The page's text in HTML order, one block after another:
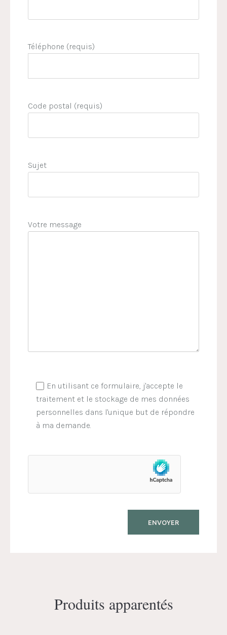
Téléphone (requis)
Code postal (requis)
Sujet
Votre message
En utilisant ce formulaire, j'accepte le
traitement et le stockage de mes données
personnelles dans l'unique but de répondre
à ma demande.
Produits apparentés